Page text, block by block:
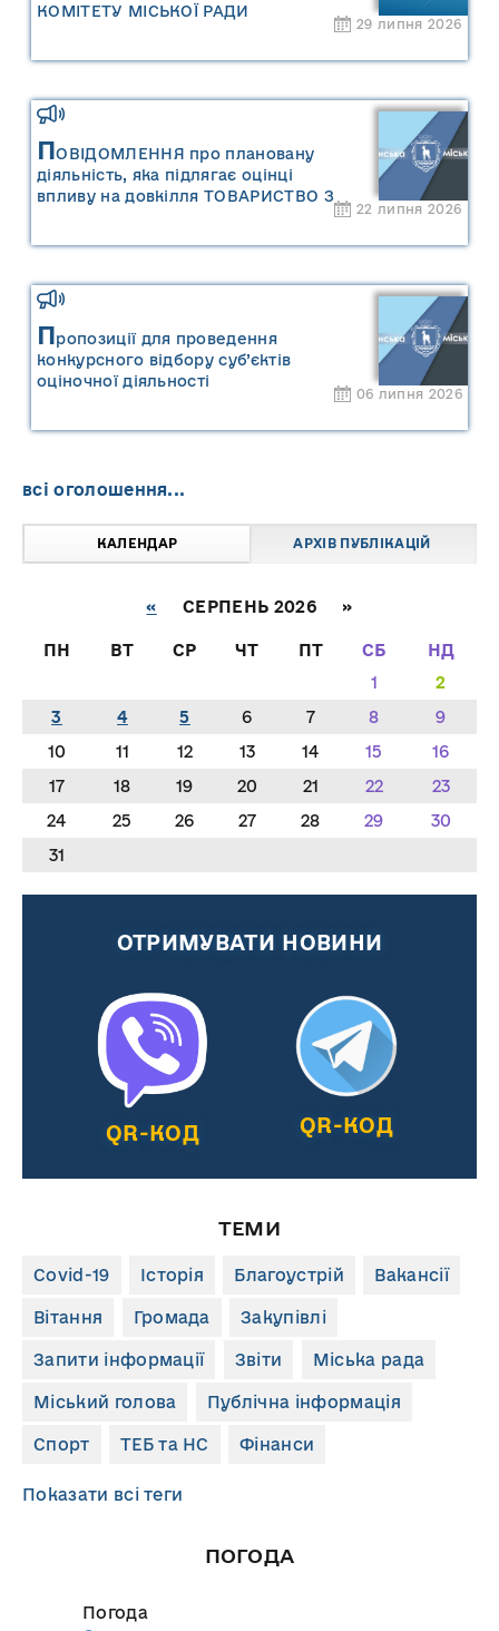
КОМІТЕТУ МІСЬКОЇ РАДИ
29 липня 2026
ПОВІДОМЛЕННЯ про плановану
діяльність, яка підлягає оцінці
впливу на довкілля ТОВАРИСТВО З
22 липня 2026
Пропозиції для проведення
конкурсного відбору суб’єктів
оціночної діяльності
06 липня 2026
всі оголошення...
КАЛЕНДАР АРХІВ ПУБЛІКАЦІЙ
« СЕРПЕНЬ 2026 »
ПН ВТ СР ЧТ ПТ СБ
НД
1
2
3
4 5 6 7 8
9
10
11 12 13 14 15
16
17
18 19 20 21 22
23
24
25 26 27 28 29
30
31
ОТРИМУВАТИ НОВИНИ
QR-КОД QR-КОД
ТЕМИ
Covid-19 Історія Благоустрій Вакансії
Вітання Громада Закупівлі
Запити інформації Звіти Міська рада
Міський голова Публічна інформація
Спорт ТЕБ та НС Фінанси
Показати всі теги
ПОГОДА
Погода